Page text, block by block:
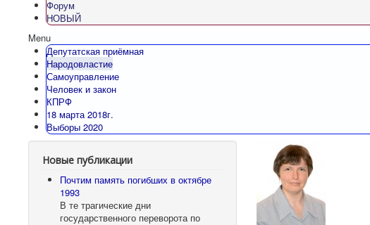
Форум
НОВЫЙ
Menu
Депутатская приёмная
Народовластие
Самоуправление
Человек и закон
КПРФ
18 марта 2018г.
Выборы 2020
Новые публикации
Почтим память погибших в октябре
1993
В те трагические дни
государственного переворота по